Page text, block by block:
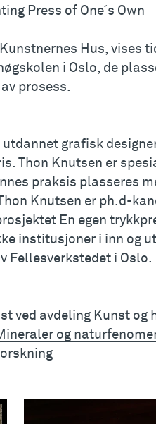
Press of One´s Own
Hus, vises
i Oslo, de
prosess.
utdannet grafisk
Thon Knutsen er
praksis plasseres
Knutsen er ph.d-
En egen
institusjoner i inn og
Fellesverkstedet i Oslo.
ved avdeling Kunst og
og